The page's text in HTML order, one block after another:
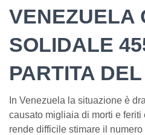
VENEZUELA
SOLIDALE
PARTITA
In Venezuela la situazione è
causato migliaia di morti e
rende difficile stimare il